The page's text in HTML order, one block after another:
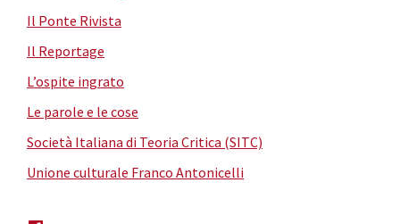
Il Ponte Rivista
Il Reportage
L’ospite ingrato
Le parole e le cose
Società Italiana di Teoria Critica (SITC)
Unione culturale Franco Antonicelli